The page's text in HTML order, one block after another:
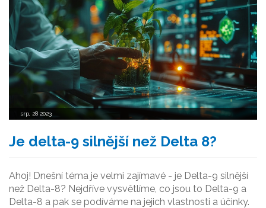
srp, 28 2023
Je delta-9 silnější než Delta 8?
Ahoj! Dnešní téma je velmi zajímavé - je Delta-9 silnější
než Delta-8? Nejdříve vysvětlíme, co jsou to Delta-9 a
Delta-8 a pak se podíváme na jejich vlastnosti a účinky.